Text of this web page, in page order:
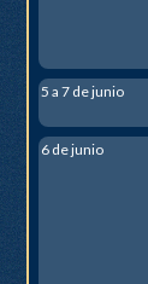
5 a 7 de junio
6 de junio